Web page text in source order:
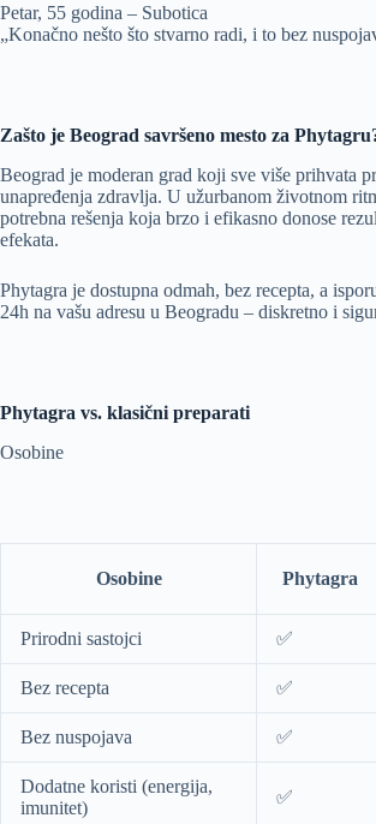
Petar, 55 godina – Subotica
„Konačno nešto što stvarno radi, i to bez
Zašto je Beograd savršeno mesto za
Beograd je moderan grad koji sve više prihvata
unapređenja zdravlja. U užurbanom životnom
potrebna rešenja koja brzo i efikasno donose
efekata.
Phytagra je dostupna odmah, bez recepta, a
24h na vašu adresu u Beogradu – diskretno i
Phytagra vs. klasični preparati
Osobine
Osobine Phytagra
Prirodni sastojci ✅
Bez recepta ✅
Bez nuspojava ✅
Dodatne koristi (energija,
imunitet)
✅